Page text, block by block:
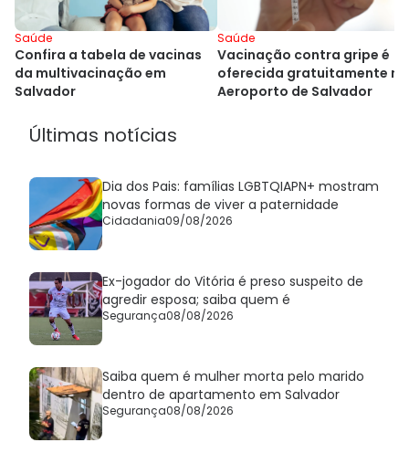
Saúde
Confira a tabela de vacinas
da multivacinação em
Salvador
Saúde
Vacinação contra gripe é
oferecida gratuitamente no
Aeroporto de Salvador
Últimas notícias
Dia dos Pais: famílias LGBTQIAPN+ mostram
novas formas de viver a paternidade
Cidadania09/08/2026
Ex-jogador do Vitória é preso suspeito de
agredir esposa; saiba quem é
Segurança08/08/2026
Saiba quem é mulher morta pelo marido
dentro de apartamento em Salvador
Segurança08/08/2026